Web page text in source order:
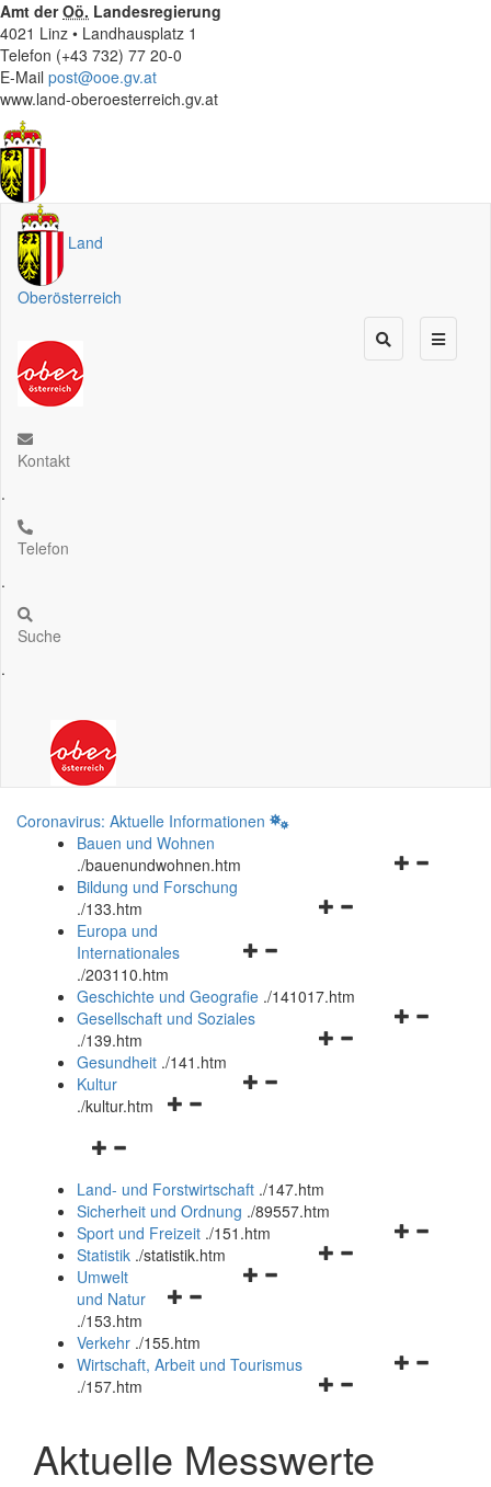
Amt derOö. Landesregierung
4021 Linz • Landhausplatz 1
Telefon (+43 732) 77 20-0
E-Mail post@ooe.gv.at
www.land-oberoesterreich.gv.at
Land
Oberösterreich
Kontakt
.
Telefon
.
Suche
.
Coronavirus: Aktuelle Informationen
Bauen und Wohnen
./bauenundwohnen.htm
Navigationsmenü
Bildung und Forschung
./133.htm
Navigationsmenü
und
schließen
Europa und
Internationales
./203110.htm
Geschichte und Geografie ./141017.htm
Navigationsmenü
Gesellschaft und Soziales
./139.htm
Navigationsmenü
Gesundheit ./141.htm
Navigationsmenü
Kultur
./kultur.htm
Navigationsmenü
und
schließen
Land- und Forstwirtschaft ./147.htm
Sicherheit und Ordnung ./89557.htm
Navigationsmenü
Sport und Freizeit ./151.htm
Navigationsmenü
Statistik ./statistik.htm
Navigationsmenü
und
schließen
Umwelt
und Natur
./153.htm
Verkehr ./155.htm
Navigationsmenü
schließen
Wirtschaft, Arbeit und Tourismus
./157.htm
Aktuelle Messwerte